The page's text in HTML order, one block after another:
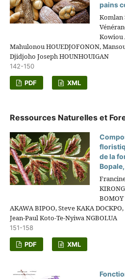
pains
Komlan
Kowiou
Mahulonou HOUEDJOFONON,
Djidjoho Joseph HOUNHOUIGAN
142-150
PDF XML
Ressources Naturelles et
de la
AKAWA BIPOO, Steve KAKA
Jean-Paul Koto-Te-Nyiwa NGBOLUA
151-158
PDF XML